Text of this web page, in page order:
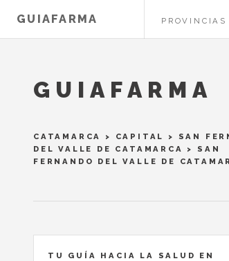
GUIAFARMA PROVINCIAS
GUIAFARMA
CATAMARCA > CAPITAL > SAN
DEL VALLE DE CATAMARCA
> SAN
FERNANDO DEL VALLE DE
TU GUÍA HACIA LA SALUD EN